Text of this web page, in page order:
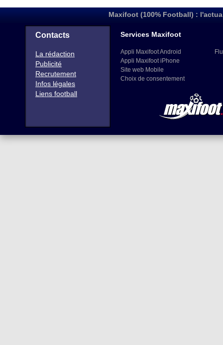
Maxifoot (100% Football) :
Contacts
La rédaction
Publicité
Recrutement
Infos légales
Liens football
Services Maxifoot
Appli Maxifoot Android
Appli Maxifoot iPhone
Site web Mobile
Choix de consentement